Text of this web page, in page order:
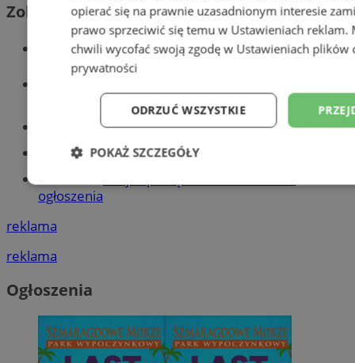
Zobacz również
Wiadomości kryminalne w Tychach
Wiadomości lokalne
Części samochodowe do -70%!
Tworzenie stron www - Tychy
ogłoszenia
reklama
reklama
Ogłoszenia
opierać się na prawnie uzasadnionym interesie
prawo sprzeciwić się temu w Ustawieniach reklam.
chwili wycofać swoją zgodę w Ustawieniach plików
prywatności
ODRZUĆ WSZYSTKIE
POKAŻ SZCZEGÓŁY
Niezbędne Wydajność
Niezbędne Wydajność Targetowanie